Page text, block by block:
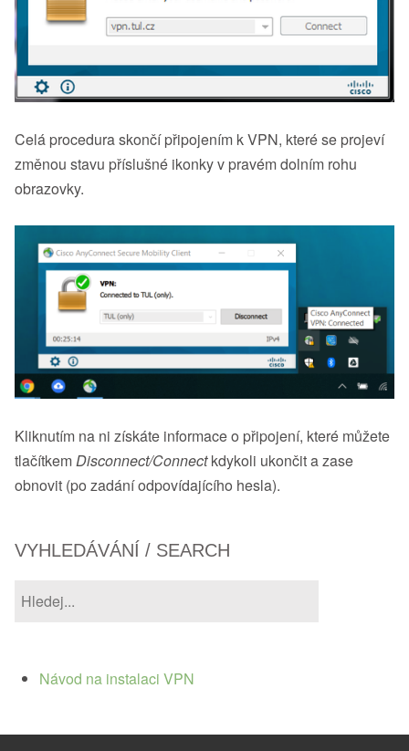
Celá procedura skončí připojením k VPN, které se projeví
změnou stavu příslušné ikonky v pravém dolním rohu
obrazovky.
Kliknutím na ni získáte informace o připojení, které můžete
tlačítkemDisconnect/Connectkdykoli ukončit a zase
obnovit (po zadání odpovídajícího hesla).
VYHLEDÁVÁNÍ / SEARCH
Návod na instalaci VPN